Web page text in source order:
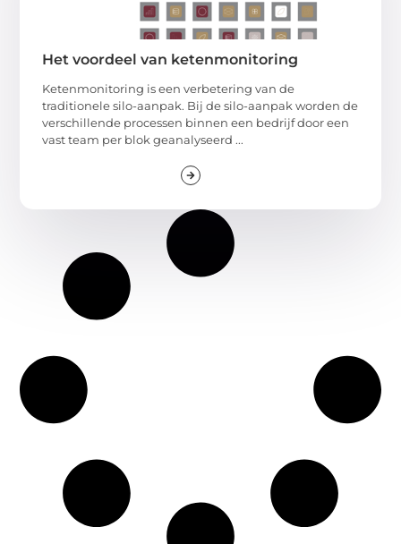
Het voordeel van ketenmonitoring
Ketenmonitoring is een verbetering van de
traditionele silo-aanpak. Bij de silo-aanpak worden de
verschillende processen binnen een bedrijf door een
vast team per blok geanalyseerd ...